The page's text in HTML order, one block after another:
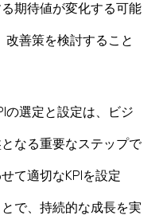
期待値が変化する可能
改善策を検討すること
の選定と設定は、ビジ
なる重要なステップで
て適切なKPIを設定
で、持続的な成長を実